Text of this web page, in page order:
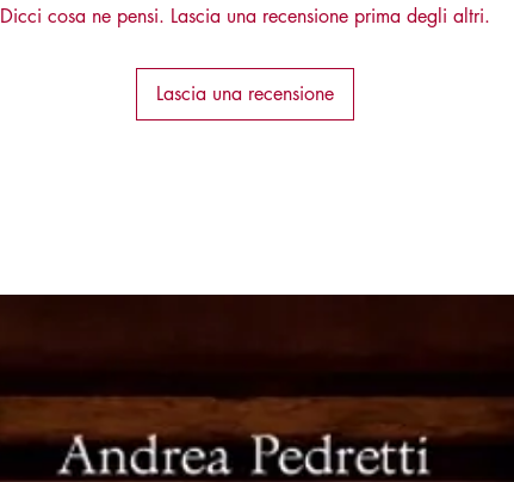
Dicci cosa ne pensi. Lascia una recensione prima degli altri.
Lascia una recensione